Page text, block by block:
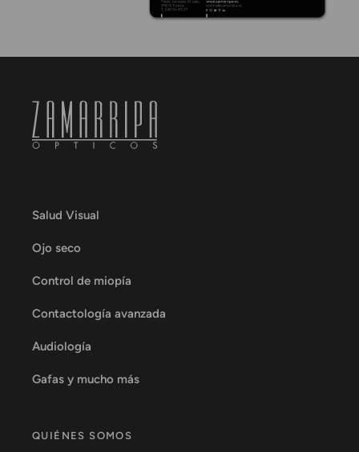
Salud Visual
Ojo seco
Control de miopía
Contactología avanzada
Audiología
Gafas y mucho más
QUIÉNES SOMOS